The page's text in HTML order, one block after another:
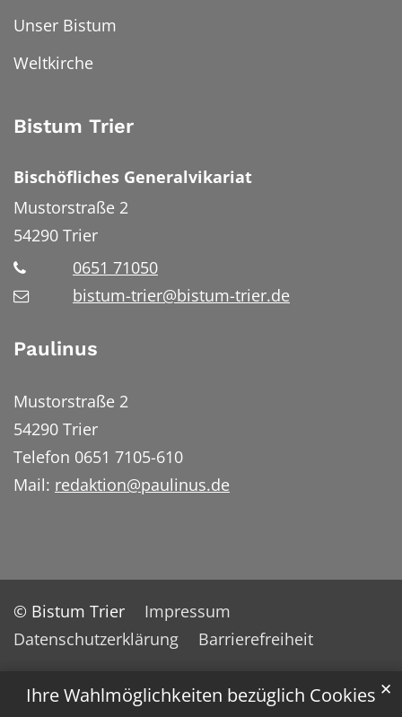
Ihre Wahlmöglichkeiten bezüglich Cookies ✕
Unser Bistum
Weltkirche
Bistum Trier
Bischöfliches Generalvikariat
Mustorstraße 2
54290 Trier
0651 71050
bistum-trier@bistum-trier.de
Paulinus
Mustorstraße 2
54290 Trier
Telefon 0651 7105-610
Mail: redaktion@paulinus.de
© Bistum Trier
Impressum
Datenschutzerklärung
Barrierefreiheit